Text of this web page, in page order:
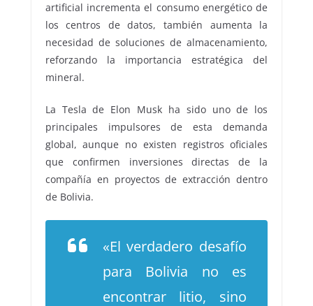
artificial incrementa el consumo energético de
los centros de datos, también aumenta la
necesidad de soluciones de almacenamiento,
reforzando la importancia estratégica del
mineral.
La Tesla de Elon Musk ha sido uno de los
principales impulsores de esta demanda
global, aunque no existen registros oficiales
que confirmen inversiones directas de la
compañía en proyectos de extracción dentro
de Bolivia.
«El verdadero desafío
para Bolivia no es
encontrar litio, sino